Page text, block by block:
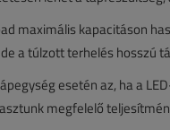
maximális kapacitáson
a túlzott terhelés hosszú
esetén az, ha a
megfelelő